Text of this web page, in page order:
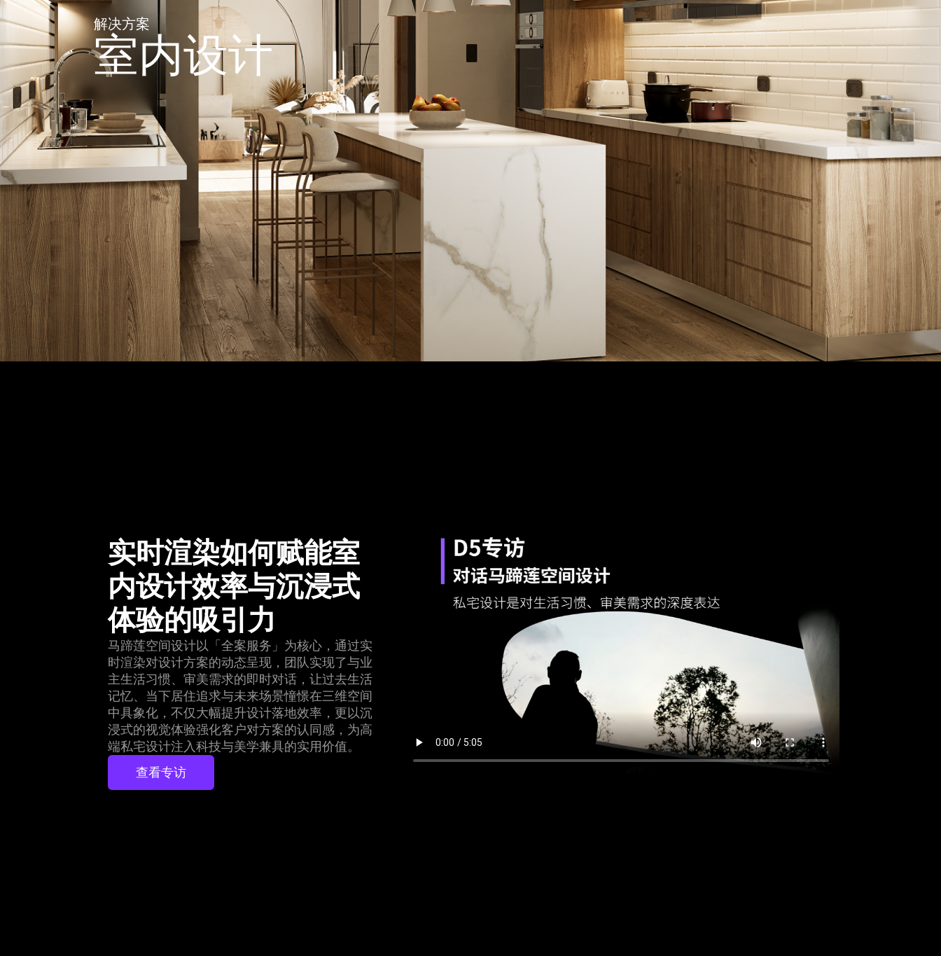
解决方案
室内设计
实时渲染如何赋能室
内设计效率与沉浸式
体验的吸引力
马蹄莲空间设计以「全案服务」为核心，通过实
时渲染对设计方案的动态呈现，团队实现了与业
主生活习惯、审美需求的即时对话，让过去生活
记忆、当下居住追求与未来场景憧憬在三维空间
中具象化，不仅大幅提升设计落地效率，更以沉
浸式的视觉体验强化客户对方案的认同感，为高
端私宅设计注入科技与美学兼具的实用价值。
查看专访